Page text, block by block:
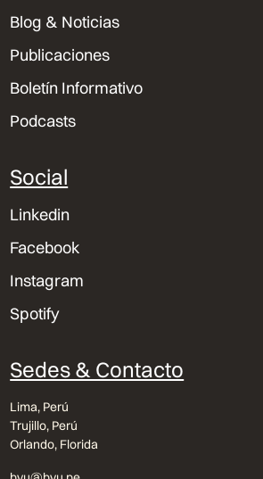
Blog & Noticias
Publicaciones
Boletín Informativo
Podcasts
Social
Linkedin
Facebook
Instagram
Spotify
Sedes & Contacto
Lima, Perú
Trujillo, Perú
Orlando, Florida